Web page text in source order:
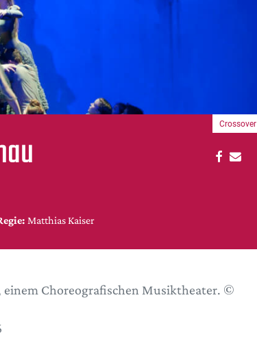
Matthias Kaiser
Crossover
einem Choreografischen Musiktheater. ©